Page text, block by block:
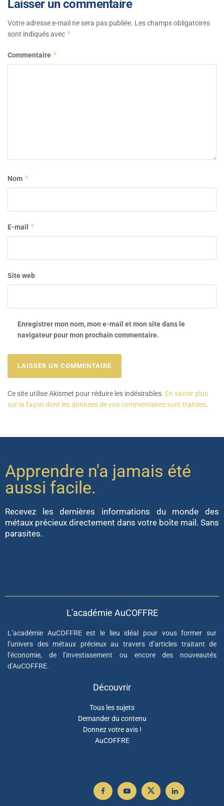
Laisser un commentaire
Votre adresse e-mail ne sera pas publiée. Les champs obligatoires
sont indiqués avec *
Commentaire *
Nom *
E-mail *
Site web
Enregistrer mon nom, mon e-mail et mon site dans le
navigateur pour mon prochain commentaire.
Ce site utilise Akismet pour réduire les indésirables. En savoir plus
sur la façon dont les données de vos commentaires sont traitées.
Apprendre n'a jamais été
aussi facile.
Recevez les dernières informations du monde des
métaux précieux directement dans votre boîte mail. Sans
parasites.
L'académie AuCOFFRE
L’académie AuCOFFRE est le lieu idéal pour vous former sur
l’univers des métaux précieux au travers d’articles traitant de
l’économie, de l’investissement ou encore des nouveautés
d’AuCOFFRE.
Découvrir
Tous les sujets
Demander du contenu
Donnez votre avis !
AuCOFFRE